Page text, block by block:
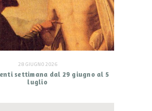
28 GIUGNO 2026
settimana dal 29 giugno al 5
luglio